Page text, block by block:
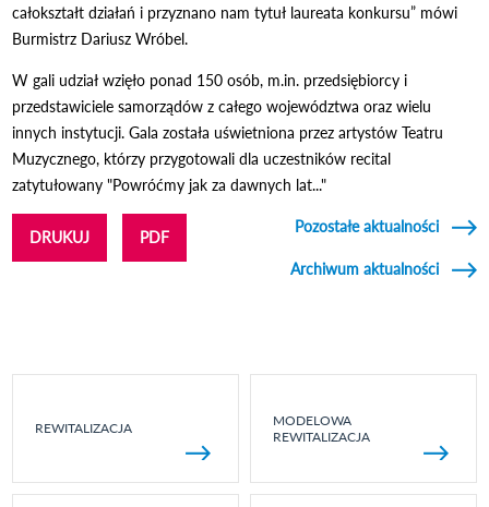
całokształt działań i przyznano nam tytuł laureata konkursu” mówi
Burmistrz Dariusz Wróbel.
W gali udział wzięło ponad 150 osób, m.in. przedsiębiorcy i
przedstawiciele samorządów z całego województwa oraz wielu
innych instytucji. Gala została uświetniona przez artystów Teatru
Muzycznego, którzy przygotowali dla uczestników recital
zatytułowany "Powróćmy jak za dawnych lat..."
DRUKUJ PDF
Pozostałe aktualności
Archiwum aktualności
REWITALIZACJA
MODELOWA
REWITALIZACJA